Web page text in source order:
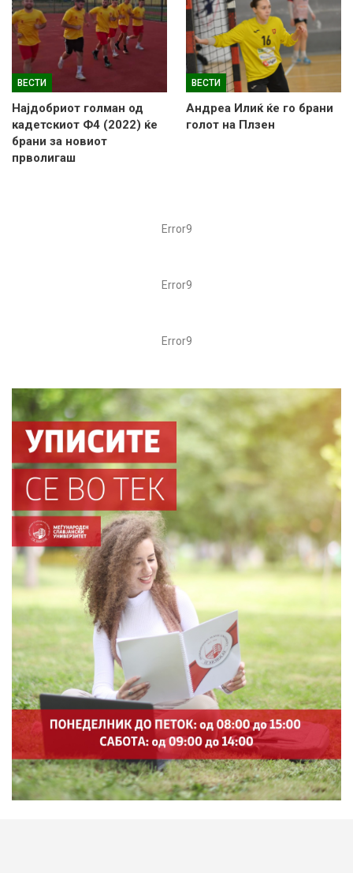
ВЕСТИ
Најдобриот голман од
кадетскиот Ф4 (2022) ќе
брани за новиот
прволигаш
ВЕСТИ
Андреа Илиќ ќе го брани
голот на Плзен
Error9
Error9
Error9